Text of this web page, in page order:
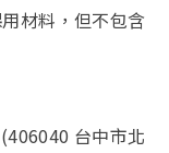
材料，但不包含
台中市北